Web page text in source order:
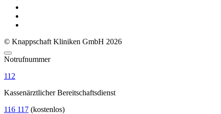
© Knappschaft Kliniken GmbH 2026
Notrufnummer
112
Kassenärztlicher Bereitschaftsdienst
116 117 (kostenlos)